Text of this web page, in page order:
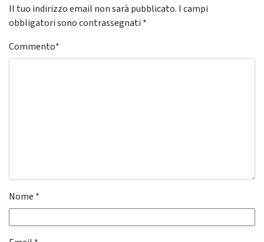
Il tuo indirizzo email non sarà pubblicato. I campi
obbligatori sono contrassegnati *
Commento*
Nome *